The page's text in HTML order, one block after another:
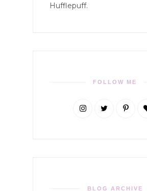
Hufflepuff.
FOLLOW ME
BLOG ARCHIVE